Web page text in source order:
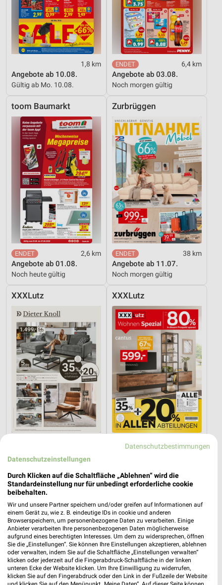
1,8 km
Angebote ab 10.08.
Gültig ab Mo. 10.08.
6,4 km
Angebote ab 03.08.
Noch morgen gültig
toom Baumarkt
2,6 km
Angebote ab 01.08.
Noch heute gültig
Zurbrüggen
38 km
Angebote ab 11.07.
Noch morgen gültig
XXXLutz
Gültig bis Fr. 14.08.
XXXLutz
84,6 km
Kaufland REWE
Datenschutzbestimmungen
Datenschutzeinstellungen
Durch Klicken auf die Schaltfläche „Ablehnen“ wird die
Standardeinstellung nur für unbedingt erforderliche cookie
beibehalten.
Wir und unsere Partner speichern und/oder greifen auf Informationen auf
einem Gerät zu, wie z. B. eindeutige IDs in cookie und anderen
Browserspeichern, um personenbezogene Daten zu verarbeiten. Einige
Anbieter verarbeiten Ihre personenbezogenen Daten möglicherweise
aufgrund eines berechtigten Interesses. Um dem zu widersprechen, öffnen
Sie die „Einstellungen“. Sie können Ihre Einstellungen akzeptieren, ablehnen
oder verwalten, indem Sie auf die Schaltfläche „Einstellungen verwalten“
klicken oder jederzeit auf die Fingerabdruck-Schaltfläche in der linken
unteren Ecke der Website klicken. Um Ihre Einwilligung zu widerrufen,
klicken Sie auf den Fingerabdruck oder den Link in der Fußzeile der Website